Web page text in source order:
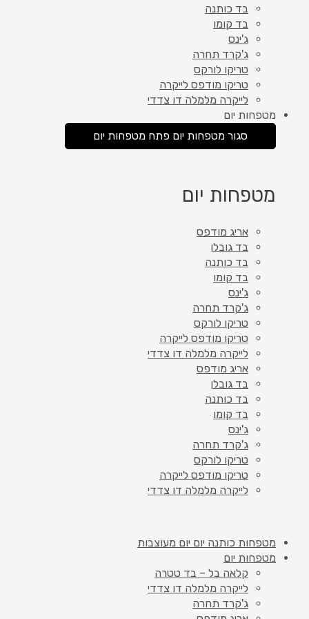
בד כותנה
בד קומו
ג'ינס
ג'קרד תחרה
טריקו לורקס
טריקו מודפס לייקרה
לייקרה מלמלה דו צדדי
מטפחות יום
סגור מטפחות יום פתח מטפחות יום
מטפחות יום
אריג מודפס
בד גובלן
בד כותנה
בד קומו
ג'ינס
ג'קרד תחרה
טריקו לורקס
טריקו מודפס לייקרה
לייקרה מלמלה דו צדדי
אריג מודפס
בד גובלן
בד כותנה
בד קומו
ג'ינס
ג'קרד תחרה
טריקו לורקס
טריקו מודפס לייקרה
לייקרה מלמלה דו צדדי
מטפחות כותנה יום יום מעוצבות
מטפחות יום
קלאה בל – בד טטרה
לייקרה מלמלה דו צדדי
ג'קרד תחרה